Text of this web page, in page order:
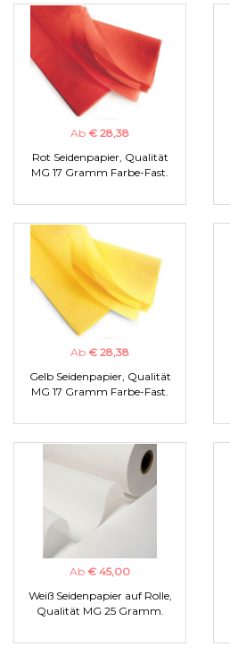
Ab € 28,38
Rot Seidenpapier, Qualität
MG 17 Gramm Farbe-Fast.
Ab € 28,38
Gelb Seidenpapier, Qualität
MG 17 Gramm Farbe-Fast.
Ab € 45,00
Weiß Seidenpapier auf Rolle,
Qualität MG 25 Gramm.